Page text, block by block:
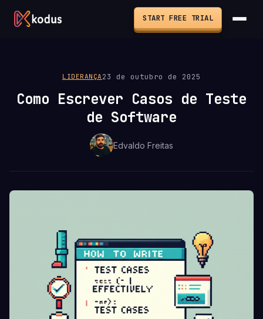
START FREE TRIAL
LIDERANÇA 23 de outubro de 2025
Como Escrever Casos de Teste
de Software
Edvaldo Freitas